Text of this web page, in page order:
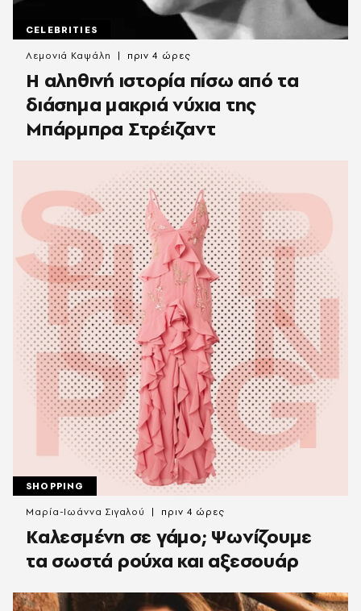
CELEBRITIES
Η αληθινή ιστορία πίσω από τα
διάσημα μακριά νύχια της
Μπάρμπρα Στρέιζαντ
Λεμονιά Καψάλη πριν 4 ώρες
SHOPPING
Καλεσμένη σε γάμο; Ψωνίζουμε
τα σωστά ρούχα και αξεσουάρ
Μαρία-Ιωάννα Σιγαλού πριν 4 ώρες